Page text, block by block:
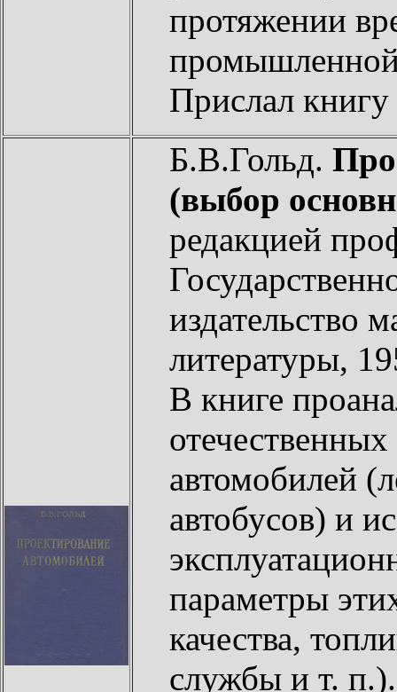
протяжении
Прислал книгу
Б.В.Гольд.
(выбор
редакцией
издательство
литературы,
В книге
автомобилей
автобусов) и
параметры
качества,
службы и т.